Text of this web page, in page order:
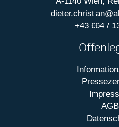
+43 664 /
AGB